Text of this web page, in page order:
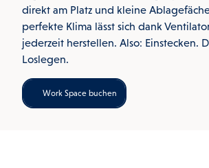
direkt am Platz und kleine
perfekte Klima lässt sich dank
jederzeit herstellen. Also: Einstecken.
Loslegen.
Work Space buchen